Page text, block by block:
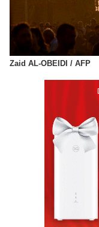
Zaid AL-OBEIDI / AFP